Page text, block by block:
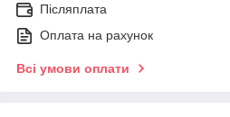
Післяплата
Оплата на рахунок
Всі умови оплати